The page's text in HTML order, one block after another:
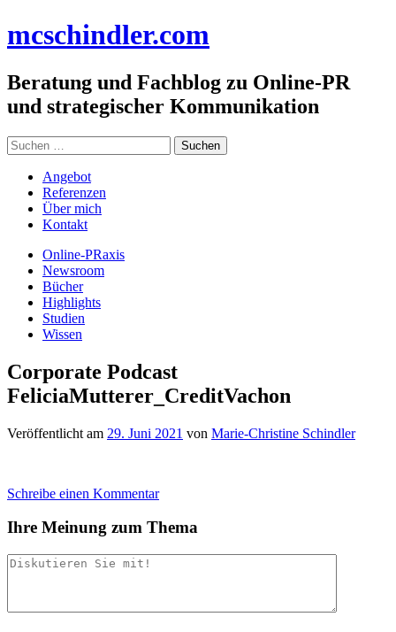
Inhalt
mcschindler.com
Beratung und Fachblog zu Online-PR
und strategischer Kommunikation
Suchen
nach:
Angebot
Referenzen
Über mich
Kontakt
Online-PRaxis
Newsroom
Bücher
Highlights
Studien
Wissen
Corporate Podcast
FeliciaMutterer_CreditVachon
Veröffentlicht am 29. Juni 2021 von Marie-Christine Schindler
Schreibe einen Kommentar
Ihre Meinung zum Thema